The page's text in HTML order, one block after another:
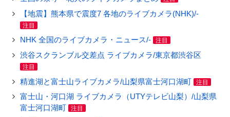
【地震】熊本県で震度7 各地のライブカメラ(NHK)/-
注目
NHK 全国のライブカメラ・ニュース/- 注目
渋谷スクランブル交差点 ライブカメラ/東京都渋谷区
注目
精進湖と富士山ライブカメラ/山梨県富士河口湖町 注目
富士山・河口湖 ライブカメラ（UTYテレビ山梨）/山梨県
富士河口湖町
注目